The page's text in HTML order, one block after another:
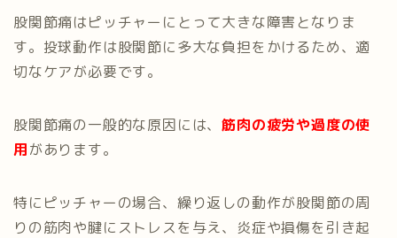
股関節痛はピッチャーにとって大きな障害となりま
す。投球動作は股関節に多大な負担をかけるため、適
切なケアが必要です。
股関節痛の一般的な原因には、筋肉の疲労や過度の使
用があります。
特にピッチャーの場合、繰り返しの動作が股関節の周
りの筋肉や腱にストレスを与え、炎症や損傷を引き起